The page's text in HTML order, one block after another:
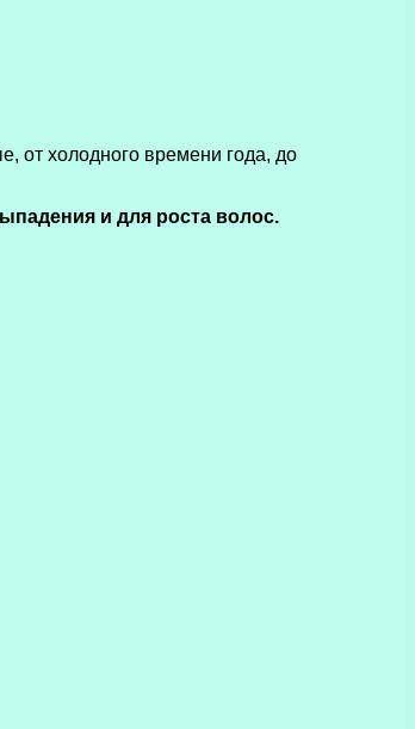
от холодного времени года, до
и для роста волос.